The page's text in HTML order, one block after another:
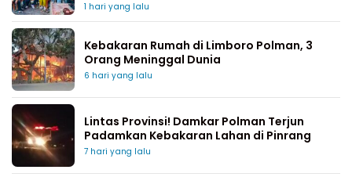
1 hari yang lalu
Kebakaran Rumah di Limboro Polman, 3
Orang Meninggal Dunia
6 hari yang lalu
Lintas Provinsi! Damkar Polman Terjun
Padamkan Kebakaran Lahan di Pinrang
7 hari yang lalu